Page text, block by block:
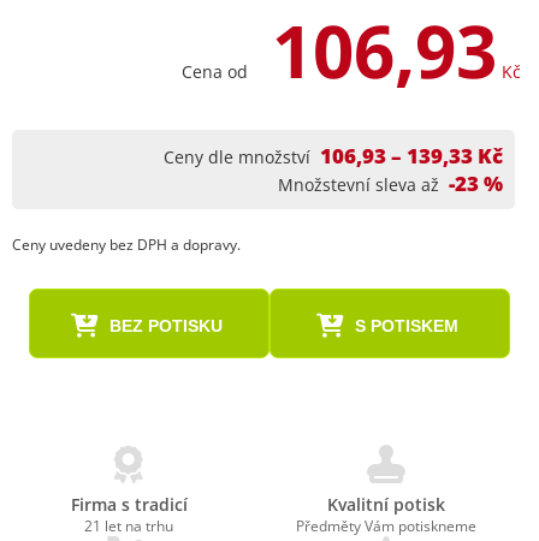
Cena od 106,93 Kč
Ceny dle množství 106,93 – 139,33 Kč
Množstevní sleva až -23 %
Ceny uvedeny bez DPH a dopravy.
BEZ POTISKU S POTISKEM
Firma s tradicí
21 let na trhu
Kvalitní potisk
Předměty Vám potiskneme